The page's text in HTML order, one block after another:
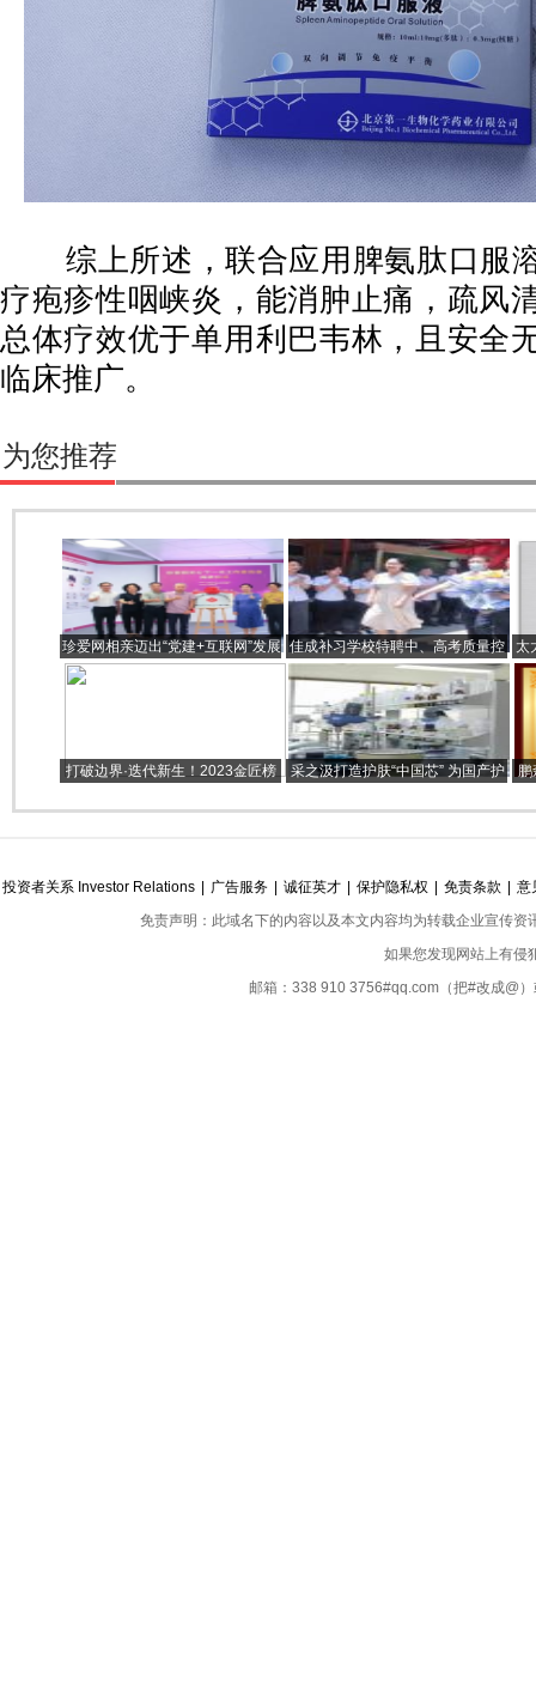
综上所述，联合应用脾氨肽口服
疗疱疹性咽峡炎，能消肿止痛，疏风
总体疗效优于单用利巴韦林，且安全
临床推广。
为您推荐
珍爱网相亲迈出“党建+互联网”发展
佳成补习学校特聘中、高考质量控
制及标准评价负责人王后雄校长莅
临学校检查工作
太
打破边界·迭代新生！2023金匠榜
采之汲打造护肤“中国芯” 为国产护
投资者关系 Investor Relations 广告服务 诚征英才 保护隐私权 免责条款
意
免责声明：此域名下的内容以及本文内容均为转载企业宣传
如果您发现网站上有侵
邮箱：338 910 3756#qq.com（把#改成@